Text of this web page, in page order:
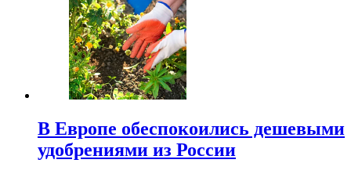
В Европе обеспокоились дешевыми
удобрениями из России